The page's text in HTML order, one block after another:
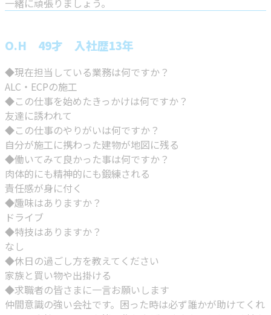
一緒に頑張りましょう。
O.H 49才 入社歴13年
◆現在担当している業務は何ですか？
ALC・ECPの施工
◆この仕事を始めたきっかけは何ですか？
友達に誘われて
◆この仕事のやりがいは何ですか？
自分が施工に携わった建物が地図に残る
◆働いてみて良かった事は何ですか？
肉体的にも精神的にも鍛練される
責任感が身に付く
◆趣味はありますか？
ドライブ
◆特技はありますか？
なし
◆休日の過ごし方を教えてください
家族と買い物や出掛ける
◆求職者の皆さまに一言お願いします
仲間意識の強い会社です。困った時は必ず誰かが助けてくれ